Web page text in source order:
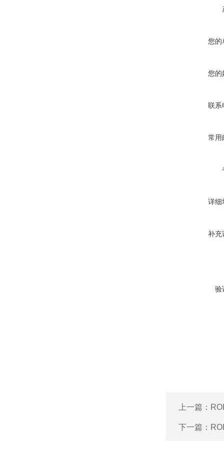
您的
您的
联系
常用
详细
补充
验
上一篇：
下一篇：